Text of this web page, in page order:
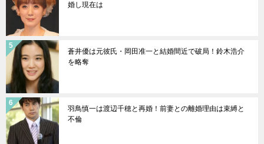
婚し現在は
蒼井優は元彼氏・岡田准一と結婚間近で破局！鈴木浩介
を略奪
羽鳥慎一は渡辺千穂と再婚！前妻との離婚理由は束縛と
不倫